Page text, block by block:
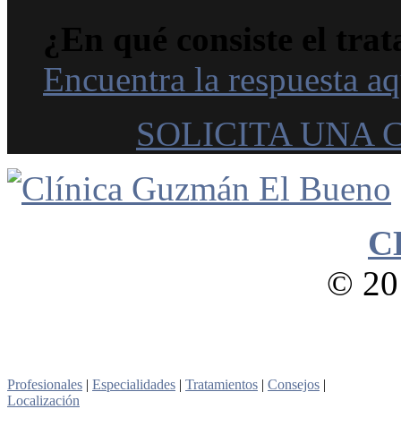
¿En qué consiste el
Encuentra la respuesta
SOLICITA UNA
©
Profesionales | Especialidades | Tratamientos | Consejos |
Localización